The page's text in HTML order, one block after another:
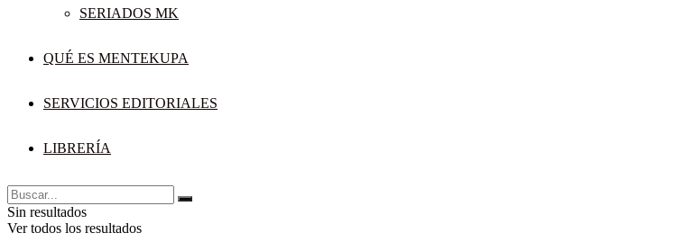
SERIADOS MK
QUÉ ES MENTEKUPA
SERVICIOS EDITORIALES
LIBRERÍA
Sin resultados
Ver todos los resultados